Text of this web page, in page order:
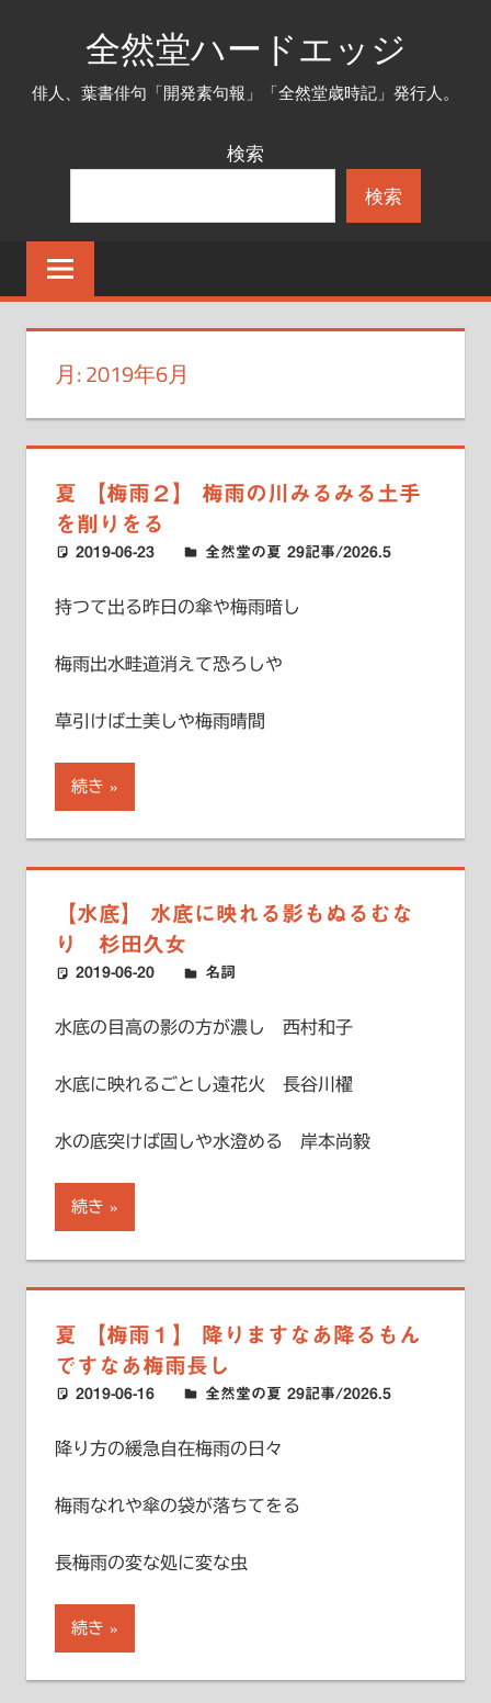
プ
全然堂ハードエッジ
俳人、葉書俳句「開発素句報」「全然堂歳時記」発行人。
検索
検索
月:2019年6月
夏 【梅雨２】 梅雨の川みるみる土手
を削りをる
2019-06-23 ハードエッジ
全然堂の夏 29記事/2026.5
持つて出る昨日の傘や梅雨暗し
梅雨出水畦道消えて恐ろしや
草引けば土美しや梅雨晴間
続き
【水底】 水底に映れる影もぬるむな
り 杉田久女
2019-06-20 ハードエッジ
名詞
水底の目高の影の方が濃し 西村和子
水底に映れるごとし遠花火 長谷川櫂
水の底突けば固しや水澄める 岸本尚毅
続き
夏 【梅雨１】 降りますなあ降るもん
ですなあ梅雨長し
2019-06-16 ハードエッジ
全然堂の夏 29記事/2026.5
降り方の緩急自在梅雨の日々
梅雨なれや傘の袋が落ちてをる
長梅雨の変な処に変な虫
続き